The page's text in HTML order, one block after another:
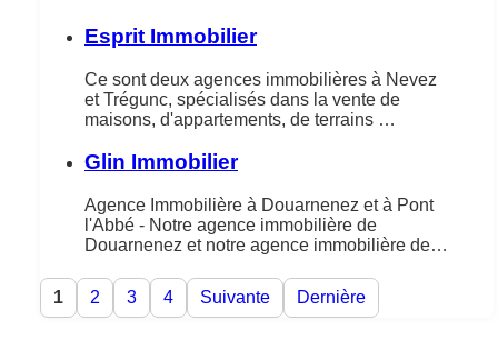
Esprit Immobilier
Ce sont deux agences immobilières à Nevez
et Trégunc, spécialisés dans la vente de
maisons, d'appartements, de terrains …
Glin Immobilier
Agence Immobilière à Douarnenez et à Pont
l'Abbé - Notre agence immobilière de
Douarnenez et notre agence immobilière de…
1 2 3 4 Suivante Dernière